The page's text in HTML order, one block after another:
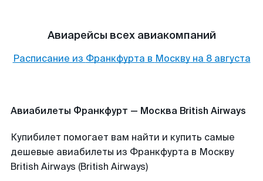
Авиарейсы всех авиакомпаний
Расписание из Франкфурта в Москвуна 8 августа
Авиабилеты Франкфурт — Москва British Airways
Купибилет помогает вам найти и купить самые
дешевые авиабилеты из Франкфурта в Москву
British Airways (British Airways)